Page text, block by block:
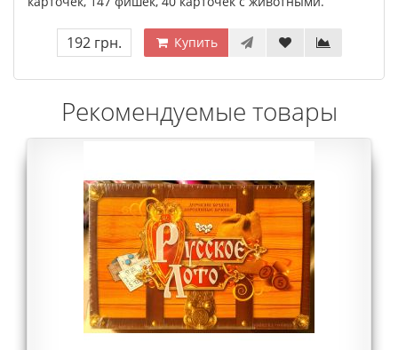
192 грн. Купить
Рекомендуемые товары